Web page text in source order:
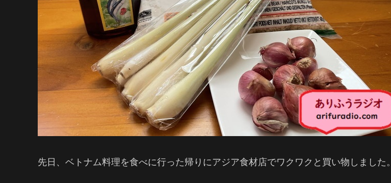
先日、ベトナム料理を食べに行った帰りにアジア食材店でワクワクと買い物しました。